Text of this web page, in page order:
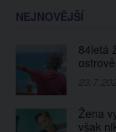
NEJNOVĚJŠÍ
84letá
Žena
však